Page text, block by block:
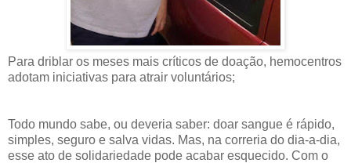
Para driblar os meses mais críticos de doação, hemocentros
adotam iniciativas para atrair voluntários;
Todo mundo sabe, ou deveria saber: doar sangue é rápido,
simples, seguro e salva vidas. Mas, na correria do dia-a-dia,
esse ato de solidariedade pode acabar esquecido. Com o